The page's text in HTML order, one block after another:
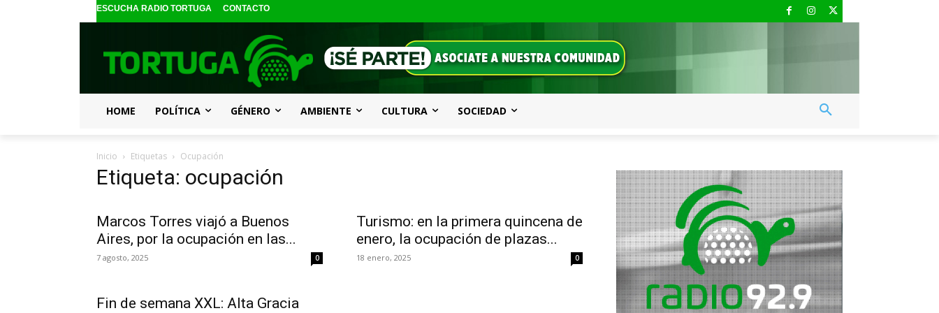
ESCUCHA RADIO TORTUGA CONTACTO
HOME POLÍTICA GÉNERO AMBIENTE CULTURA SOCIEDAD
Inicio Etiquetas Ocupación
Etiqueta: ocupación
Marcos Torres viajó a Buenos
Aires, por la ocupación en las...
7 agosto, 2025 0
Turismo: en la primera quincena de
enero, la ocupación de plazas...
18 enero, 2025 0
Fin de semana XXL: Alta Gracia